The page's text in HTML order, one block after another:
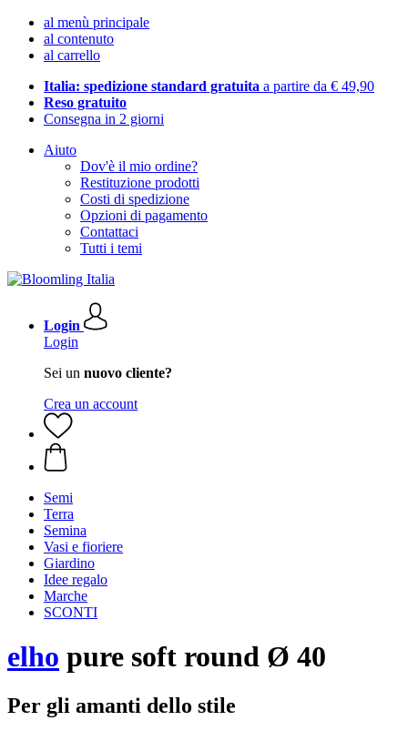
al menù principale
al contenuto
al carrello
Italia: spedizione standard gratuita a partire da € 49,90
Reso gratuito
Consegna in 2 giorni
Aiuto
Dov'è il mio ordine?
Restituzione prodotti
Costi di spedizione
Opzioni di pagamento
Contattaci
Tutti i temi
Login
Login
Sei un nuovo cliente?
Crea un account
Semi
Terra
Semina
Vasi e fioriere
Giardino
Idee regalo
Marche
SCONTI
elho pure soft round Ø 40
Per gli amanti dello stile